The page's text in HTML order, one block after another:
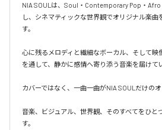
NIA SOULは、Soul・Contemporary Pop・
し、シネマティックな世界観でオリジナル楽曲
す。
心に残るメロディと繊細なボーカル、そして映
を通して、静かに感情へ寄り添う音楽を届けて
カバーではなく、一曲一曲がNIA SOULだけの
音楽、ビジュアル、世界観、そのすべてをひと
す。